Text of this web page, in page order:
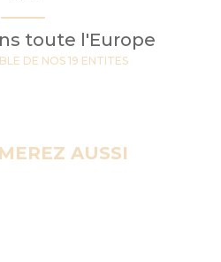
toute l'Europe
DE NOS 19 ENTITES
AUSSI